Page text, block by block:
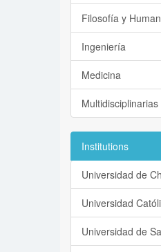
Filosofía y
Ingeniería
Medicina
Multidisciplinarias
Institutions
Universidad de
Universidad
Universidad de